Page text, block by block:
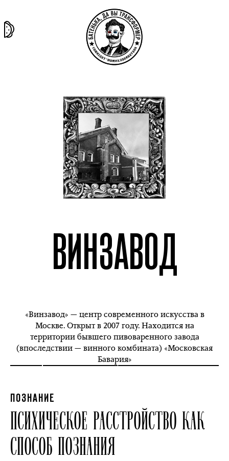
материясекты
ВИНЗАВОД
«Винзавод» — центр современного искусства в
Москве. Открыт в 2007 году. Находится на
территории бывшего пивоваренного завода
(впоследствии — винного комбината) «Московская
Бавария»
ПОЗНАНИЕ
ПСИХИЧЕСКОЕ РАССТРОЙСТВО КАК
СПОСОБ ПОЗНАНИЯ